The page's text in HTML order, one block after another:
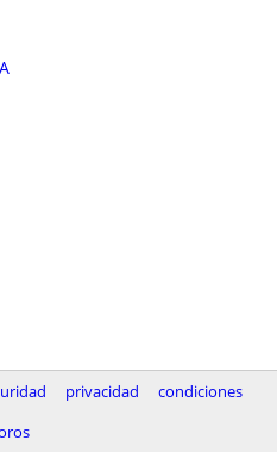
privacidad
condiciones